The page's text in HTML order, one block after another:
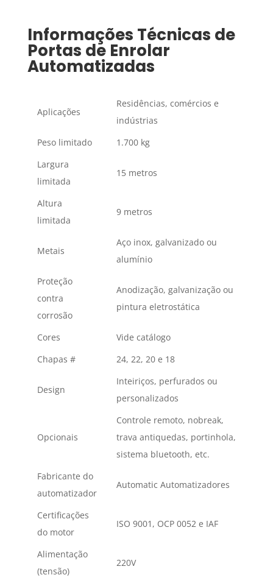
Informações Técnicas de
Portas de Enrolar
Automatizadas
Aplicações
Residências, comércios e
indústrias
Peso limitado
1.700 kg
Largura
limitada
15 metros
Altura
limitada
9 metros
Metais
Aço inox, galvanizado ou
alumínio
Proteção
contra
corrosão
Anodização, galvanização ou
pintura eletrostática
Cores
Vide catálogo
Chapas #
24, 22, 20 e 18
Design
Inteiriços, perfurados ou
personalizados
Opcionais
Controle remoto, nobreak,
trava antiquedas, portinhola,
sistema bluetooth, etc.
Fabricante do
automatizador
Automatic Automatizadores
Certificações
do motor
ISO 9001, OCP 0052 e IAF
Alimentação
(tensão)
220V